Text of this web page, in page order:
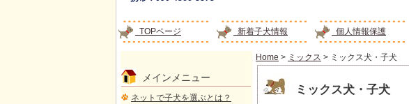
TOPページ 新着子犬情報 個人情報保護
Home > ミックス > ミックス犬・子犬
ミックス犬・子犬
メインメニュー
ネットで子犬を選ぶとは？